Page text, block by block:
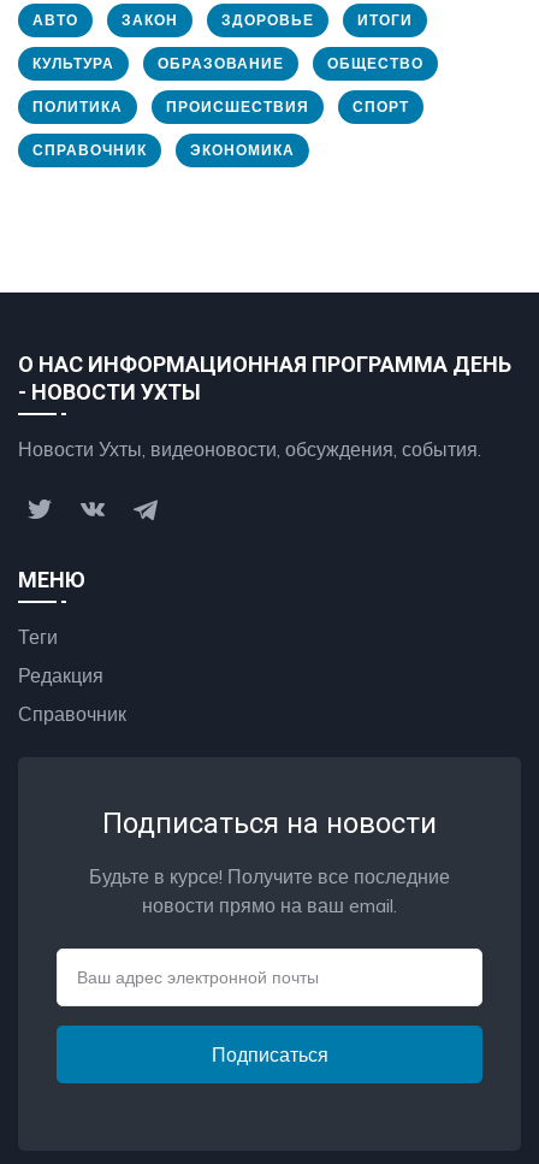
АВТО ЗАКОН ЗДОРОВЬЕ ИТОГИ
КУЛЬТУРА ОБРАЗОВАНИЕ ОБЩЕСТВО
ПОЛИТИКА ПРОИСШЕСТВИЯ СПОРТ
СПРАВОЧНИК ЭКОНОМИКА
О НАС ИНФОРМАЦИОННАЯ ПРОГРАММА ДЕНЬ
- НОВОСТИ УХТЫ
Новости Ухты, видеоновости, обсуждения, события.
МЕНЮ
Теги
Редакция
Справочник
Подписаться на новости
Будьте в курсе! Получите все последние
новости прямо на ваш email.
Подписаться